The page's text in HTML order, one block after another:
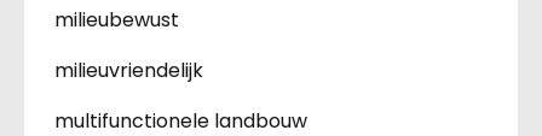
milieubewust
milieuvriendelijk
multifunctionele landbouw